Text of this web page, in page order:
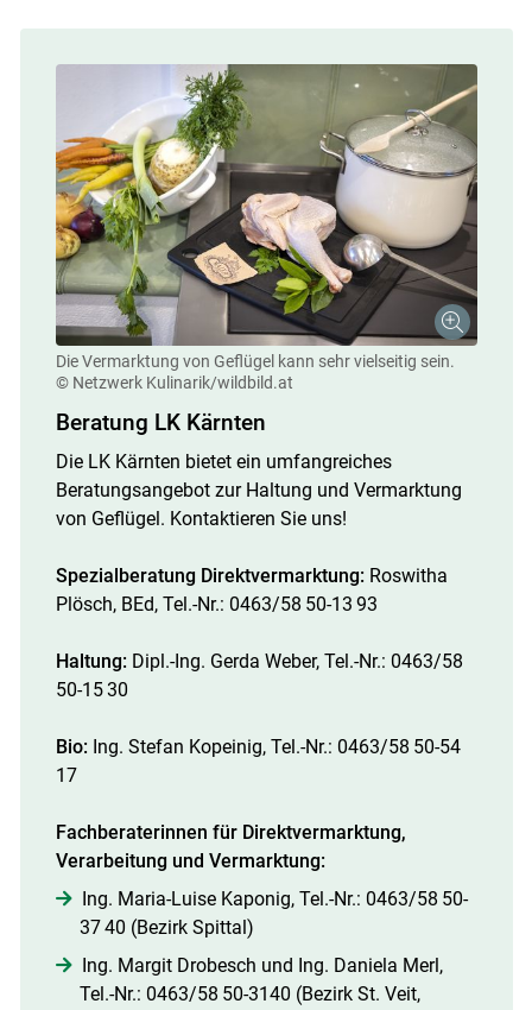
Die Vermarktung von Geflügel kann sehr vielseitig sein.
© Netzwerk Kulinarik/wildbild.at
Beratung LK Kärnten
Die LK Kärnten bietet ein umfangreiches
Beratungsangebot zur Haltung und Vermarktung
von Geflügel. Kontaktieren Sie uns!
Spezialberatung Direktvermarktung: Roswitha
Plösch, BEd, Tel.-Nr.: 0463/​58 50-13 93
Haltung: Dipl.-Ing. Gerda Weber, Tel.-Nr.: 0463/​58
50-15 30
Bio: Ing. Stefan Kopeinig, Tel.-Nr.: 0463/​58 50-54
17
Fachberaterinnen für Direktvermarktung,
Verarbeitung und Vermarktung:
Ing. Maria-Luise Kaponig, Tel.-Nr.: 0463/​58 50-
37 40 (Bezirk Spittal)
Ing. Margit Drobesch und Ing. Daniela Merl,
Tel.-Nr.: 0463/​58 50-3140 (Bezirk St. Veit,